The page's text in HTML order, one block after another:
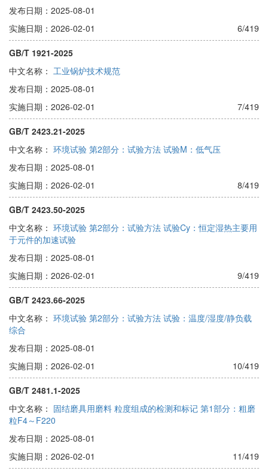
发布日期：2025-08-01
实施日期：2026-02-01
6/419
GB/T 1921-2025
中文名称： 工业锅炉技术规范
发布日期：2025-08-01
实施日期：2026-02-01
7/419
GB/T 2423.21-2025
中文名称： 环境试验 第2部分：试验方法 试验M：低气压
发布日期：2025-08-01
实施日期：2026-02-01
8/419
GB/T 2423.50-2025
中文名称： 环境试验 第2部分：试验方法 试验Cy：恒定湿热主要用
于元件的加速试验
发布日期：2025-08-01
实施日期：2026-02-01
9/419
GB/T 2423.66-2025
中文名称： 环境试验 第2部分：试验方法 试验：温度/湿度/静负载
综合
发布日期：2025-08-01
实施日期：2026-02-01
10/419
GB/T 2481.1-2025
中文名称： 固结磨具用磨料 粒度组成的检测和标记 第1部分：粗磨
粒F4～F220
发布日期：2025-08-01
实施日期：2026-02-01
11/419